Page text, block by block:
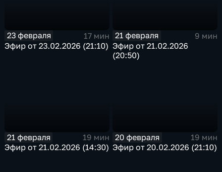
23 февраля
17 мин
Эфир от 23.02.2026 (21:10)
21 февраля
9 мин
Эфир от 21.02.2026
(20:50)
21 февраля
19 мин
Эфир от 21.02.2026 (14:30)
20 февраля
19 мин
Эфир от 20.02.2026 (21:10)